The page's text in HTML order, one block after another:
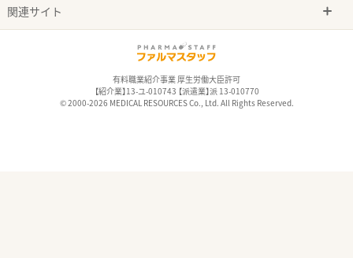
関連サイト
有料職業紹介事業 厚生労働大臣許可
【紹介業】13-ユ-010743 【派遣業】派 13-010770
© 2000-2026 MEDICAL RESOURCES Co., Ltd. All Rights Reserved.